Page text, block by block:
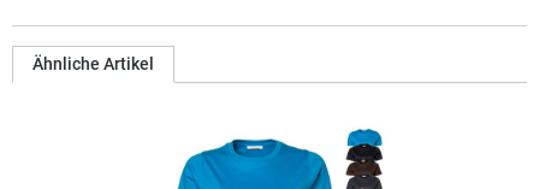
Ähnliche Artikel